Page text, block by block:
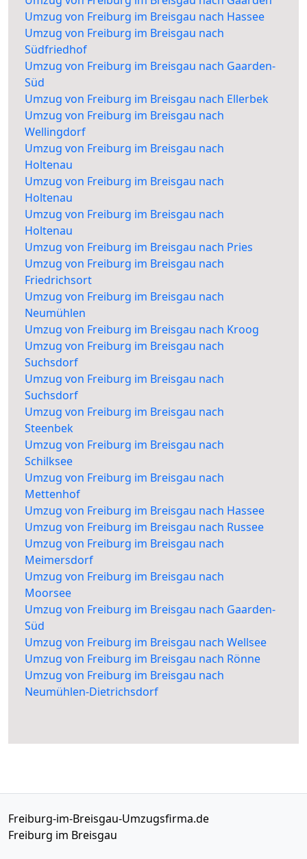
Umzug von Freiburg im Breisgau nach Hassee
Umzug von Freiburg im Breisgau nach
Südfriedhof
Umzug von Freiburg im Breisgau nach Gaarden-
Süd
Umzug von Freiburg im Breisgau nach Ellerbek
Umzug von Freiburg im Breisgau nach
Wellingdorf
Umzug von Freiburg im Breisgau nach
Holtenau
Umzug von Freiburg im Breisgau nach
Holtenau
Umzug von Freiburg im Breisgau nach
Holtenau
Umzug von Freiburg im Breisgau nach Pries
Umzug von Freiburg im Breisgau nach
Friedrichsort
Umzug von Freiburg im Breisgau nach
Neumühlen
Umzug von Freiburg im Breisgau nach Kroog
Umzug von Freiburg im Breisgau nach
Suchsdorf
Umzug von Freiburg im Breisgau nach
Suchsdorf
Umzug von Freiburg im Breisgau nach
Steenbek
Umzug von Freiburg im Breisgau nach
Schilksee
Umzug von Freiburg im Breisgau nach
Mettenhof
Umzug von Freiburg im Breisgau nach Hassee
Umzug von Freiburg im Breisgau nach Russee
Umzug von Freiburg im Breisgau nach
Meimersdorf
Umzug von Freiburg im Breisgau nach
Moorsee
Umzug von Freiburg im Breisgau nach Gaarden-
Süd
Umzug von Freiburg im Breisgau nach Wellsee
Umzug von Freiburg im Breisgau nach Rönne
Umzug von Freiburg im Breisgau nach
Neumühlen-Dietrichsdorf
Freiburg-im-Breisgau-Umzugsfirma.de
Freiburg im Breisgau